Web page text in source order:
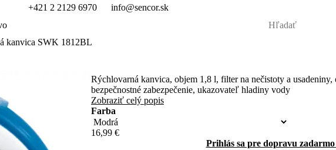
+421 2 2129 6970 info@sencor.sk
kanvica SWK 1812BL
Rýchlovarná kanvica, objem 1,8 l, filter na nečistoty a usadeniny,
bezpečnostné zabezpečenie, ukazovateľ hladiny vody
Zobraziť celý popis
Farba
16,99 €
Prihlás sa pre dopravu zadarmo